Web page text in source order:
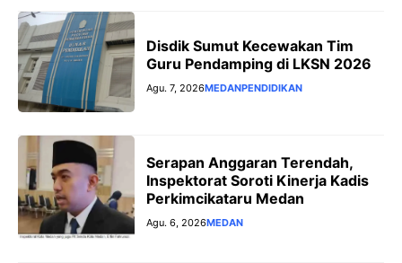
Disdik Sumut Kecewakan Tim
Guru Pendamping di LKSN 2026
Agu. 7, 2026MEDANPENDIDIKAN
Serapan Anggaran Terendah,
Inspektorat Soroti Kinerja Kadis
Perkimcikataru Medan
Agu. 6, 2026MEDAN